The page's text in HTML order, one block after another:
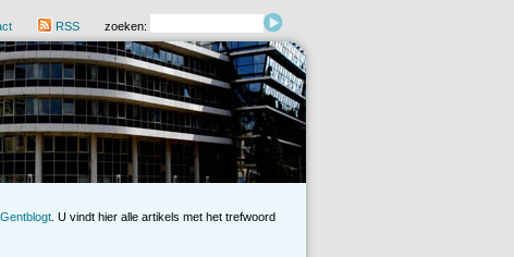
RSS zoeken:
Gentblogt . U vindt hier alle artikels met het trefwoord